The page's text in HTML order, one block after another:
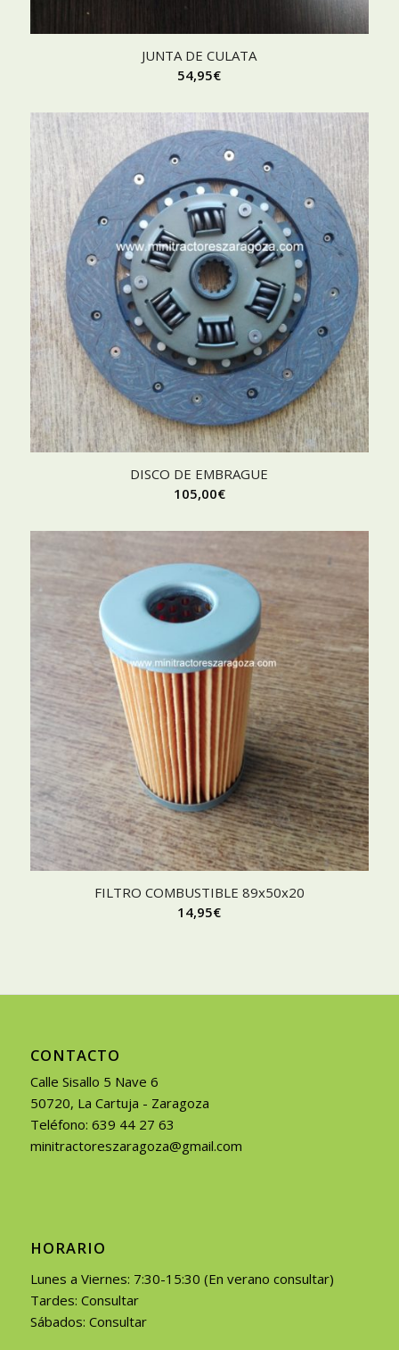
JUNTA DE CULATA
54,95€
DISCO DE EMBRAGUE
105,00€
FILTRO COMBUSTIBLE 89x50x20
14,95€
CONTACTO
Calle Sisallo 5 Nave 6
50720, La Cartuja - Zaragoza
Teléfono: 639 44 27 63
minitractoreszaragoza@gmail.com
HORARIO
Lunes a Viernes: 7:30-15:30 (En verano consultar)
Tardes: Consultar
Sábados: Consultar